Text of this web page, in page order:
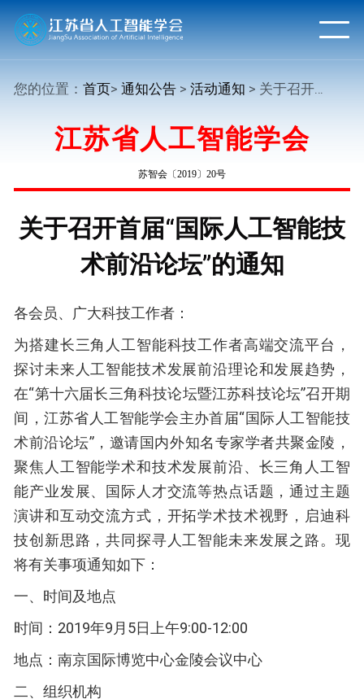
您的位置：首页>通知公告 >活动通知 > 关于召开首届“国际人工智能技术前沿论坛”的通知
江苏省人工智能学会
苏智会〔2019〕20号
关于召开首届“国际人工智能技
术前沿论坛”的通知
各会员、广大科技工作者：
为搭建长三角人工智能科技工作者高端交流平台，
探讨未来人工智能技术发展前沿理论和发展趋势，
在“第十六届长三角科技论坛暨江苏科技论坛”召开期
间，江苏省人工智能学会主办首届“国际人工智能技
术前沿论坛”，邀请国内外知名专家学者共聚金陵，
聚焦人工智能学术和技术发展前沿、长三角人工智
能产业发展、国际人才交流等热点话题，通过主题
演讲和互动交流方式，开拓学术技术视野，启迪科
技创新思路，共同探寻人工智能未来发展之路。现
将有关事项通知如下：
一、时间及地点
时间：2019年9月5日上午9:00-12:00
地点：南京国际博览中心金陵会议中心
二、组织机构